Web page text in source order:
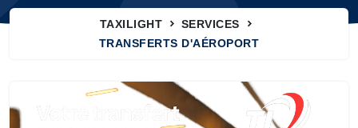
TAXILIGHT
SERVICES
TRANSFERTS D'AÉROPORT